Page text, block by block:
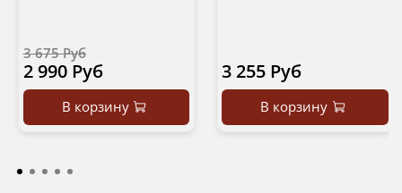
3 675 Руб
2 990 Руб
В корзину
3 255 Руб
В корзину